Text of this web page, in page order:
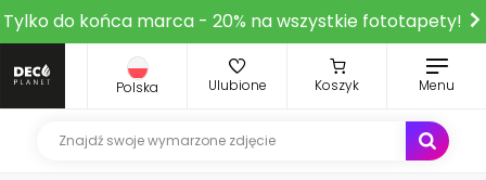
Tylko do końca marca - 20% na wszystkie fototapety!
Polska Ulubione Koszyk Menu